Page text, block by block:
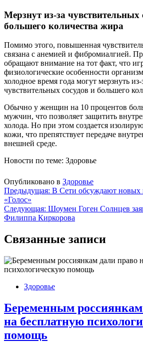
Мерзнут из-за чувствительных
большего количества жира
Помимо этого, повышенная
связана с анемией и фибромиалгией.
обращают внимание на тот факт, что
физиологические особенности
холодное время года могут мерзнуть из-
чувствительных сосудов и большего
Обычно у женщин на 10 процентов
мужчин, что позволяет защитить
холода. Но при этом создается
кожи, что препятствует передаче
внешней среде.
Новости по теме: Здоровье
Опубликовано в Здоровье
Навигация
по
записям
Предыдущая: В Сети обсуждают новых
«Голос»
Следующая: Шоумен Гоген Солнцев
Филиппа Киркорова
Связанные записи
Здоровье
Беременным
на бесплатную
помощь